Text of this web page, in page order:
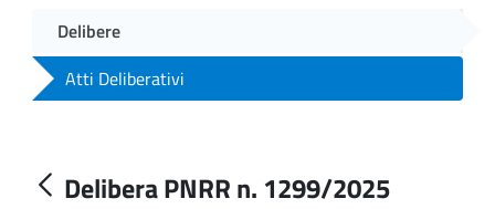
Delibere
Atti Deliberativi
Delibera PNRR n. 1299/2025